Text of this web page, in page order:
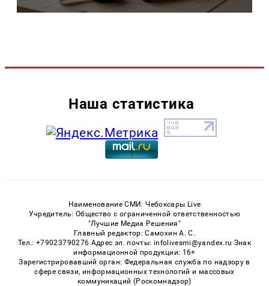
Наша статистика
Наименование СМИ: Чебоксары Live
Учредитель: Общество с ограниченной ответственностью
"Лучшие Медиа Решения"
Главный редактор: Самохин А. С.
Тел.: +79023790276 Адрес эл. почты: infolivesmi@yandex.ru Знак
информационной продукции: 16+
Зарегистрировавший орган: Федеральная служба по надзору в
сфере связи, информационных технологий и массовых
коммуникаций (Роскомнадзор)